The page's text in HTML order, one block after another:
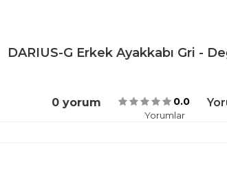
DARIUS-G Erkek Ayakkabı Gri -
0 yorum 0.0
Yorumlar